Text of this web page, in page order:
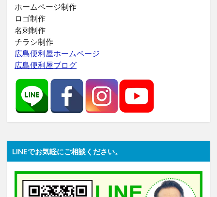
ホームページ制作
ロゴ制作
名刺制作
チラシ制作
広島便利屋ホームページ
広島便利屋ブログ
LINEでお気軽にご相談ください。